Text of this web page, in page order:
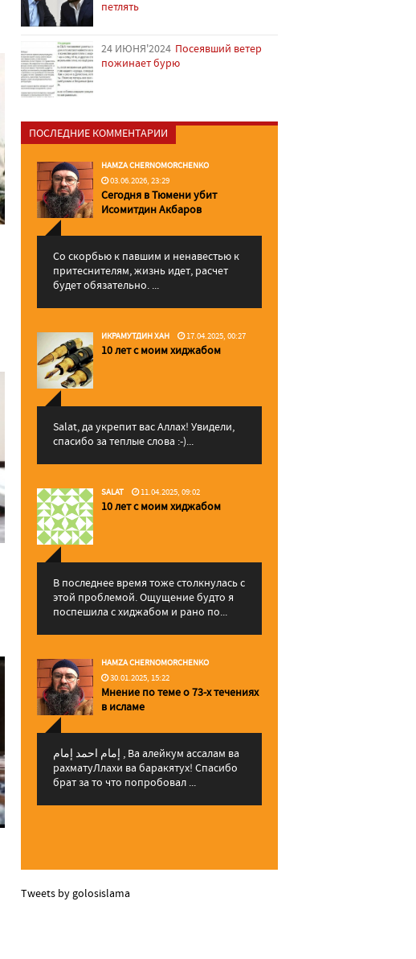
петлять
24 ИЮНЯ'2024 Посеявший ветер
пожинает бурю
ПОСЛЕДНИЕ КОММЕНТАРИИ
HAMZA CHERNOMORCHENKO
03.06.2026, 23:29
Сегодня в Тюмени убит
Исомитдин Акбаров
Со скорбью к павшим и ненавестью к
притеснителям, жизнь идет, расчет
будет обязательно. ...
ИКРАМУТДИН ХАН 17.04.2025, 00:27
10 лет с моим хиджабом
Salat, да укрепит вас Аллаx! Увидели,
спасибо за теплые слова :-)...
SALAT 11.04.2025, 09:02
10 лет с моим хиджабом
В последнее время тоже столкнулась с
этой проблемой. Ощущение будто я
поспешила с хиджабом и рано по...
HAMZA CHERNOMORCHENKO
30.01.2025, 15:22
Мнение по теме о 73-х течениях
в исламе
إمام احمد إمام , Ва алейкум ассалам ва
рахматуЛлахи ва баракятух! Спасибо
брат за то что попробовал ...
Tweets by golosislama